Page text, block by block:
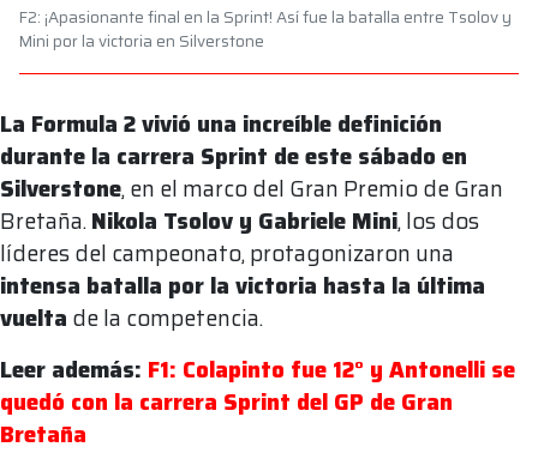
F2: ¡Apasionante final en la Sprint! Así fue la batalla entre Tsolov y
Mini por la victoria en Silverstone
La Formula 2 vivió una increíble definición
durante la carrera Sprint de este sábado en
Silverstone, en el marco del Gran Premio de Gran
Bretaña.Nikola Tsolov y Gabriele Mini, los dos
líderes del campeonato, protagonizaron una
intensa batalla por la victoria hasta la última
vuelta de la competencia.
Leer además: F1: Colapinto fue 12° y Antonelli se
quedó con la carrera Sprint del GP de Gran
Bretaña